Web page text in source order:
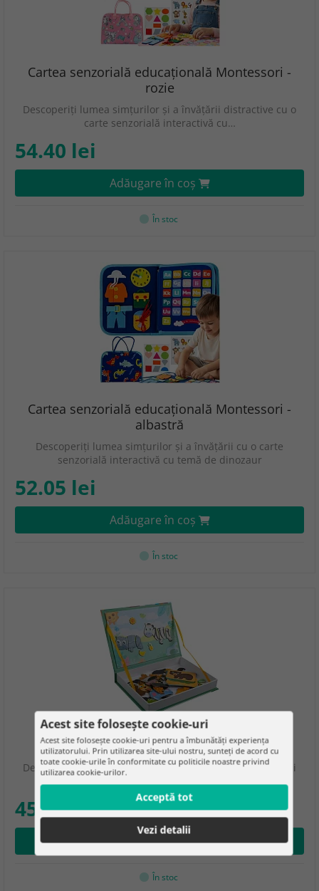
Cartea senzorială educațională Montessori -
rozie
Descoperiți lumea simțurilor și a învățării distractive cu o
carte senzorială interactivă cu…
54.40 lei
Adăugare în coş
În stoc
Cartea senzorială educațională Montessori -
albastră
Descoperiți lumea simțurilor și a învățării cu o carte
senzorială interactivă cu temă de dinozaur
52.05 lei
Adăugare în coş
În stoc
Carte puzzle magnetică - Animale africane
Dezvoltați creativitatea, concentrarea și abilitățile motorii
fine ale copilului într-un mod jucăuș…
45.50 lei
Adăugare în coş
În stoc
Acest site folosește cookie-uri
Acest site folosește cookie-uri pentru a îmbunătăți experiența
utilizatorului. Prin utilizarea site-ului nostru, sunteți de acord cu
toate cookie-urile în conformitate cu politicile noastre privind
utilizarea cookie-urilor.
Acceptă tot
Vezi detalii